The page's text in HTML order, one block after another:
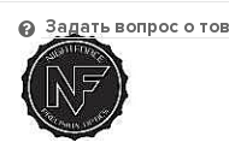
Задать вопрос о